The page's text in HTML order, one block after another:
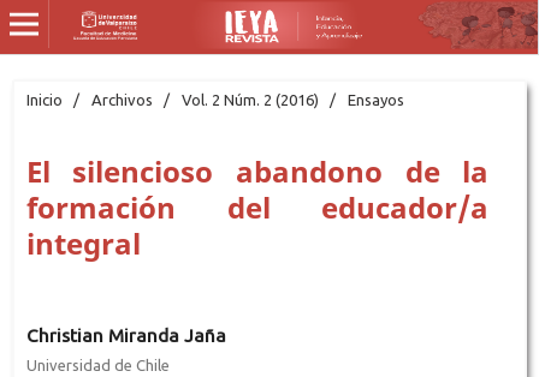
Inicio / Archivos / Vol. 2 Núm. 2 (2016) / Ensayos
El silencioso abandono de la
formación del educador/a
integral
Christian Miranda Jaña
Universidad de Chile